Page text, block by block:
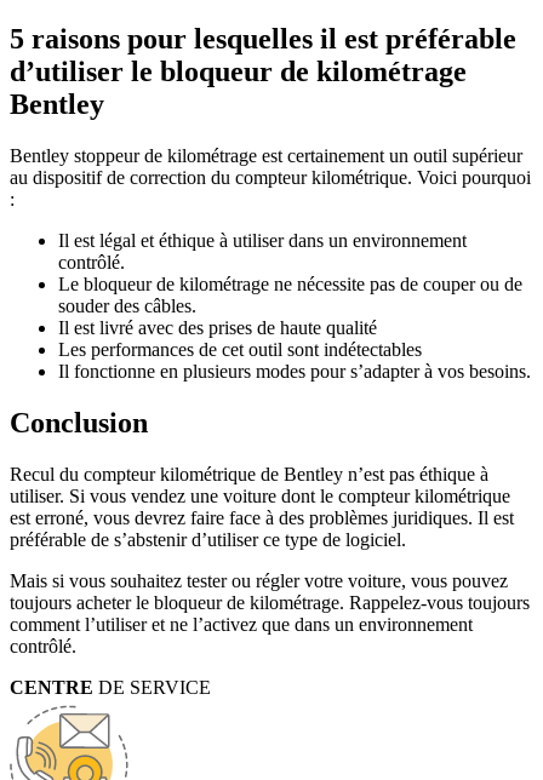
5 raisons pour lesquelles il est préférable
d’utiliser le bloqueur de kilométrage
Bentley
Bentley stoppeur de kilométrage est certainement un outil supérieur
au dispositif de correction du compteur kilométrique. Voici pourquoi
:
Il est légal et éthique à utiliser dans un environnement
contrôlé.
Le bloqueur de kilométrage ne nécessite pas de couper ou de
souder des câbles.
Il est livré avec des prises de haute qualité
Les performances de cet outil sont indétectables
Il fonctionne en plusieurs modes pour s’adapter à vos besoins.
Conclusion
Recul du compteur kilométrique de Bentley n’est pas éthique à
utiliser. Si vous vendez une voiture dont le compteur kilométrique
est erroné, vous devrez faire face à des problèmes juridiques. Il est
préférable de s’abstenir d’utiliser ce type de logiciel.
Mais si vous souhaitez tester ou régler votre voiture, vous pouvez
toujours acheter le bloqueur de kilométrage. Rappelez-vous toujours
comment l’utiliser et ne l’activez que dans un environnement
contrôlé.
CENTRE DE SERVICE